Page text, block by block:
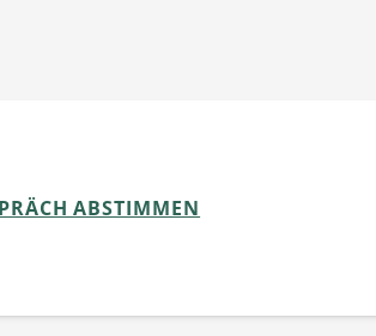
ABSTIMMEN